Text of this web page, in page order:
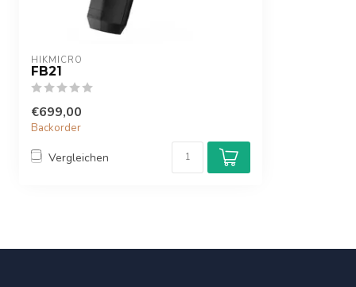
HIKMICRO
FB21
€699,00
Backorder
Vergleichen